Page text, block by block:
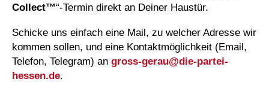
Collect™“-Termin direkt an Deiner Haustür.
Schicke uns einfach eine Mail, zu welcher Adresse wir
kommen sollen, und eine Kontaktmöglichkeit (Email,
Telefon, Telegram) an gross-gerau@die-partei-
hessen.de.